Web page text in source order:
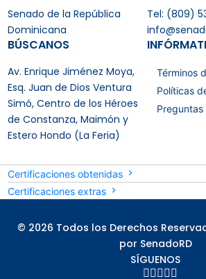
Senado de la República
Dominicana
Tel: (809)
BÚSCANOS
Av. Enrique Jiménez Moya,
Esq. Juan de Dios Ventura
Simó, Centro de los Héroes
de Constanza, Maimón y
Estero Hondo (La Feria)
Términos
Políticas
Certificaciones obtenidas
Certificaciones extras
© 2026 Todos los Derechos
por SenadoRD
SÍGUENOS
    